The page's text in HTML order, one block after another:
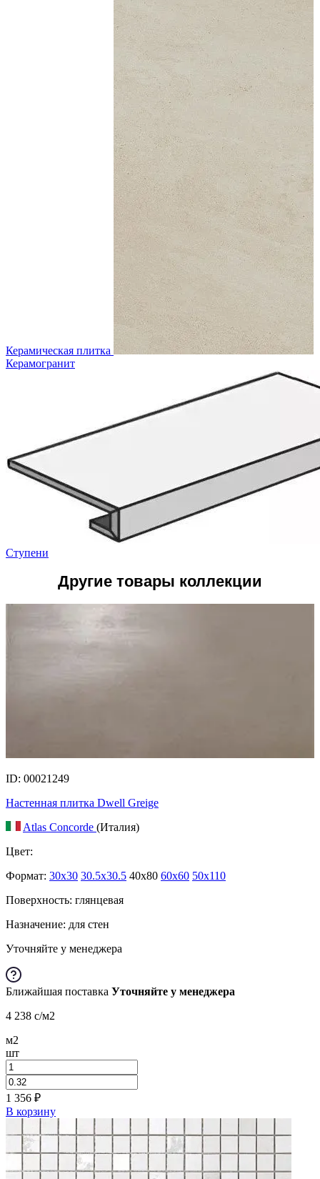
Керамическая плитка
Керамогранит
Ступени
Другие товары коллекции
ID: 00021249
Настенная плитка Dwell Greige
Atlas Concorde (Италия)
Цвет:
Формат: 30x30 30.5x30.5 40x80 60x60 50x110
Поверхность: глянцевая
Назначение: для стен
Уточняйте у менеджера
Ближайшая поставка Уточняйте у менеджера
4 238 c/м2
м2
шт
1 356 ₽
В корзину